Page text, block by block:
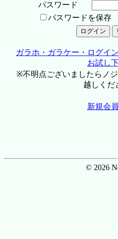
パスワード
パスワードを保存
ガラホ・ガラケー・ログイ
お試し
※不明点ございましたらノ
越しくだ
新規会
© 2026